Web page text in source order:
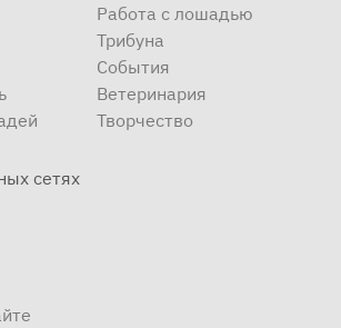
Работа с лошадью
Трибуна
События
Ветеринария
Творчество
сетях